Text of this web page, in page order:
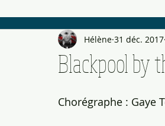
Danses Débutants
Blackpool by
Hélène 31 déc. 2017
Chorégraphe : Gaye